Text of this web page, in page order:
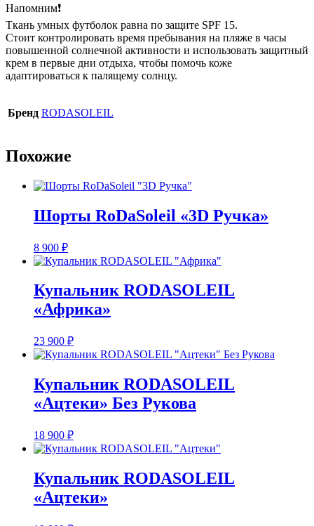
Напомним❗️
Ткань умных футболок равна по защите SPF 15.
Стоит контролировать время пребывания на пляже в часы
повышенной солнечной активности и использовать защитный
крем в первые дни отдыха, чтобы помочь коже
адаптироваться к палящему солнцу.
Бренд RODASOLEIL
Похожие
Шорты RoDaSoleil «3D Ручка»
8 900 ₽
Купальник RODASOLEIL
«Африка»
23 900 ₽
Купальник RODASOLEIL
«Ацтеки» Без Рукова
18 900 ₽
Купальник RODASOLEIL
«Ацтеки»